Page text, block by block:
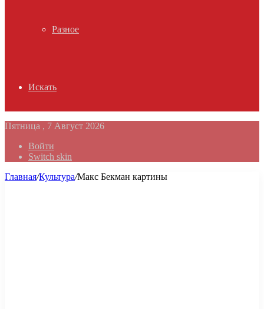
Разное
Искать
Пятница , 7 Август 2026
Войти
Switch skin
Главная/Культура/Макс Бекман картины